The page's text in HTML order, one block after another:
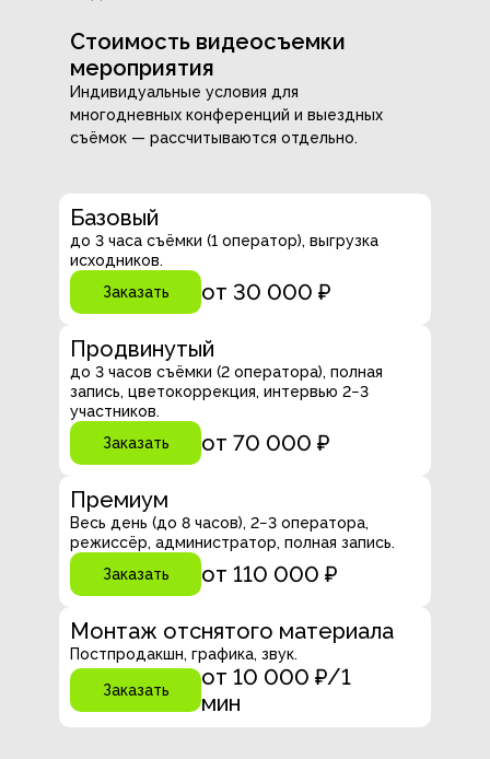
Стоимость видеосъемки
мероприятия
Индивидуальные условия для
многодневных конференций и выездных
съёмок — рассчитываются отдельно.
Базовый
до 3 часа съёмки (1 оператор), выгрузка
исходников.
Заказать
от 30 000 ₽
Продвинутый
до 3 часов съёмки (2 оператора), полная
запись, цветокоррекция, интервью 2−3
участников.
Заказать
от 70 000 ₽
Премиум
Весь день (до 8 часов), 2−3 оператора,
режиссёр, администратор, полная запись.
Заказать
от 110 000 ₽
Монтаж отснятого материала
Постпродакшн, графика, звук.
Заказать
от 10 000 ₽/1
мин